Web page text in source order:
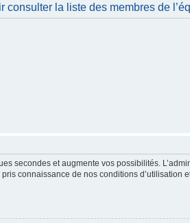
la liste des membres de
secondes et augmente vos possibilités.
connaissance de nos conditions